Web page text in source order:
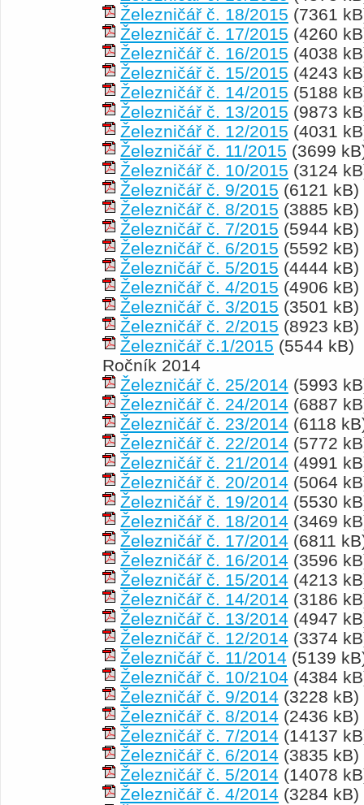
Železničář č. 18/2015 (7361
Železničář č. 17/2015 (4260
Železničář č. 16/2015 (4038
Železničář č. 15/2015 (4243
Železničář č. 14/2015 (5188
Železničář č. 13/2015 (9873
Železničář č. 12/2015 (4031
Železničář č. 11/2015 (3699
Železničář č. 10/2015 (3124
Železničář č. 9/2015 (6121 kB)
Železničář č. 8/2015 (3885 kB)
Železničář č. 7/2015 (5944 kB)
Železničář č. 6/2015 (5592 kB)
Železničář č. 5/2015 (4444 kB)
Železničář č. 4/2015 (4906 kB)
Železničář č. 3/2015 (3501 kB)
Železničář č. 2/2015 (8923 kB)
Železničář č.1/2015 (5544 kB)
Ročník 2014
Železničář č. 25/2014 (5993
Železničář č. 24/2014 (6887
Železničář č. 23/2014 (6118
Železničář č. 22/2014 (5772
Železničář č. 21/2014 (4991
Železničář č. 20/2014 (5064
Železničář č. 19/2014 (5530
Železničář č. 18/2014 (3469
Železničář č. 17/2014 (6811
Železničář č. 16/2014 (3596
Železničář č. 15/2014 (4213
Železničář č. 14/2014 (3186
Železničář č. 13/2014 (4947
Železničář č. 12/2014 (3374
Železničář č. 11/2014 (5139
Železničář č. 10/2104 (4384
Železničář č. 9/2014 (3228 kB)
Železničář č. 8/2014 (2436 kB)
Železničář č. 7/2014 (14137
Železničář č. 6/2014 (3835 kB)
Železničář č. 5/2014 (14078
Železničář č. 4/2014 (3284 kB)